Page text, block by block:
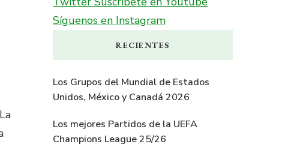
Síguenos en Instagram
RECIENTES
Los Grupos del Mundial de Estados
Unidos, México y Canadá 2026
Los mejores Partidos de la UEFA
Champions League 25/26